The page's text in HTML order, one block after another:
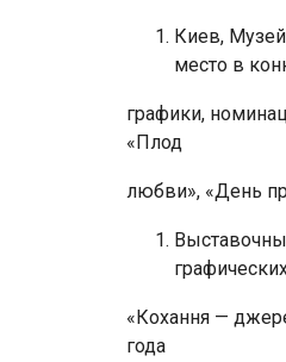
Киев,
место в
графики,
«Плод
любви», «День
«Кохання —
года